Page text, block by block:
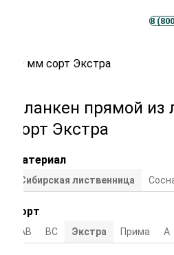
Телеграм
MAX8
мм сорт Экстра
Планкен прямой из
сорт Экстра
Материал
Сибирская лиственница
Сорт
АВ ВС Экстра Прима А